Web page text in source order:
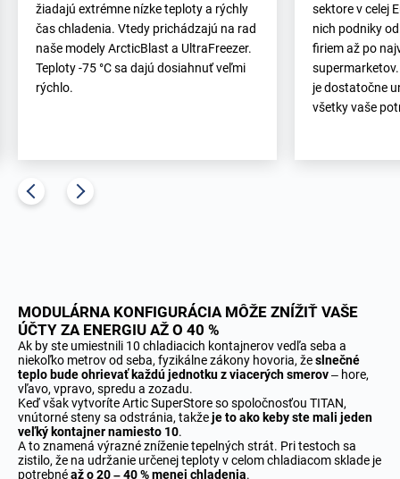
žiadajú extrémne nízke teploty a rýchly
čas chladenia. Vtedy prichádzajú na rad
naše modely ArcticBlast a UltraFreezer.
Teploty -75 °C sa dajú dosiahnuť veľmi
rýchlo.
sektore v celej
nich podniky
firiem až po
je dostatočne
všetky vaše
MODULÁRNA KONFIGURÁCIA MÔŽE ZNÍŽIŤ VAŠE
ÚČTY ZA ENERGIU AŽ O 40 %
Ak by ste umiestnili 10 chladiacich kontajnerov vedľa seba a
niekoľko metrov od seba, fyzikálne zákony hovoria, žeslnečné
teplo bude ohrievať každú jednotku z viacerých smerov– hore,
vľavo, vpravo, spredu a zozadu.
Keď však vytvoríte Artic SuperStore so spoločnosťou TITAN,
vnútorné steny sa odstránia, takžeje to ako keby ste mali jeden
veľký kontajner namiesto 10.
A to znamená výrazné zníženie tepelných strát. Pri testoch sa
zistilo, že na udržanie určenej teploty v celom chladiacom sklade je
potrebnéaž o 20 – 40 % menej chladenia.